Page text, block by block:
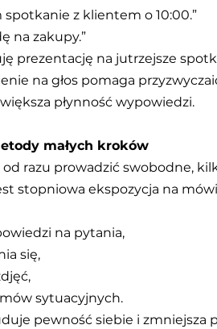
spotkanie z klientem o 10:00.”
na zakupy.”
prezentację na jutrzejsze
na głos pomaga
płynność wypowiedzi.
małych kroków
razu prowadzić swobodne,
stopniowa ekspozycja na
na pytania,
się,
sytuacyjnych.
pewność siebie i zmniejsza